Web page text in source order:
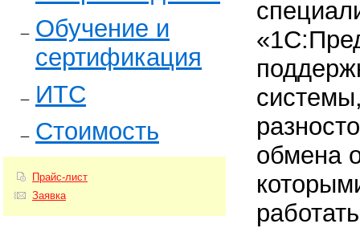
Обучение и
сертификация
ИТС
Стоимость
Прайс-лист
Заявка
обмена